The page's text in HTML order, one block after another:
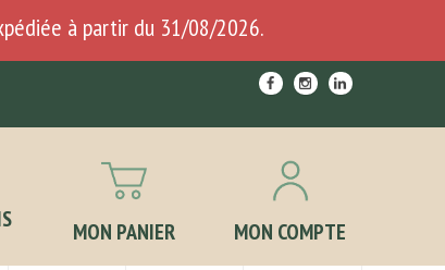
à partir du 31/08/2026.
MON PANIER MON COMPTE